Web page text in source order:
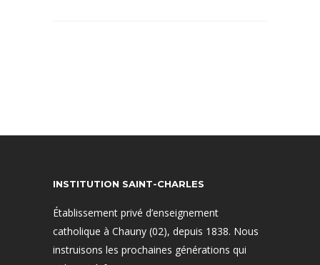
INSTITUTION SAINT-CHARLES
Établissement privé d’enseignement
catholique à Chauny (02), depuis 1838. Nous
instruisons les prochaines générations qui